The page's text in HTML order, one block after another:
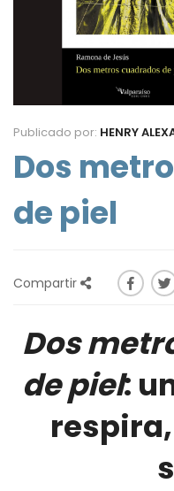
Publicado por: HENRY
Dos
de piel
Compartir
Dos
de piel: